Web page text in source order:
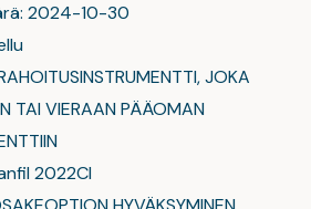
2024-10-30
JOKA
TAI VIERAAN PÄÄOMAN
2022CI